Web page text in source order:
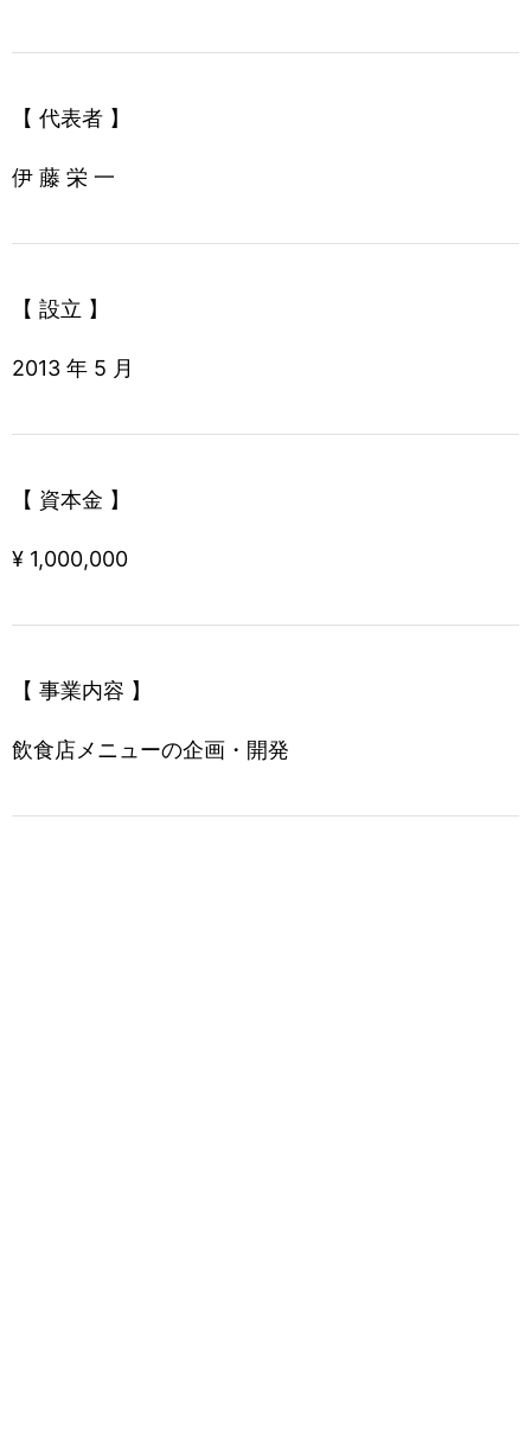
【 代表者 】
伊 藤 栄 一
【 設立 】
2013 年 5 月
【 資本金 】
¥ 1,000,000
【 事業内容 】
飲食店メニューの企画・開発